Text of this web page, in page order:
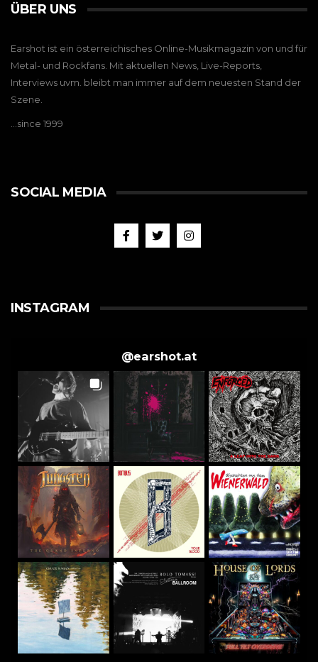
ÜBER UNS
Earshot ist ein österreichisches Online-Musikmagazin von und für
Metal- und Rockfans. Mit aktuellen News, Live-Reports,
Interviews uvm. bleibt man immer auf dem neuesten Stand der
Szene.
…since 1999
SOCIAL MEDIA
INSTAGRAM
@earshot.at